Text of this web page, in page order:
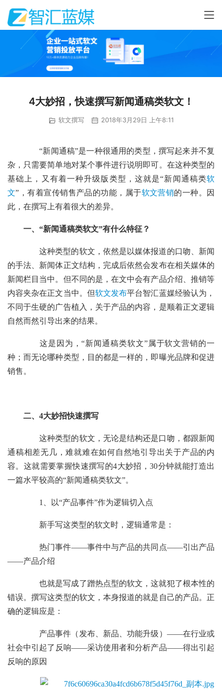
4大妙招，快速撰写新闻通稿类软文！
软文撰写 2018年3月29日 上午8:11
“新闻通稿”是一种很通用的类型，撰写起来并不复
杂，只需要简单地对某个事件进行说明即可。在这种类型的
基础上，又有着一种升级版类型，这就是“新闻通稿类软
文”，有着宣传销售产品的功能，属于软文营销的一种。因
此，在撰写上有着很大的差异。
一、“新闻通稿类软文”有什么特征？
这种类型的软文，依然是以媒体报道的口吻、新闻
的手法、新闻体正文结构，完成后依然会发布在相关媒体的
新闻栏目当中。但不同的是，在文中会有产品介绍、推销等
内容夹杂在正文当中。但软文发布平台智汇蓝媒经验认为，
不同于生硬的广告植入，关于产品的内容，是顺着正文逻辑
自然而然引导出来的结果。
这是因为，“新闻通稿类软文”属于软文营销的一
种；而无论哪种类型，目的都是一样的，即曝光品牌和促进
销售。
二、4大妙招快速撰写
这种类型的软文，无论是结构还是口吻，都跟新闻
通稿相差无几，难就难在如何自然地引导出关于产品的内
容。这就需要掌握快速撰写的4大妙招，30分钟就能打造出
一篇水平较高的“新闻通稿类软文”。
1、以“产品事件”作为逻辑切入点
新手写这类型的软文时，逻辑通常是：
热门事件——事件中与产品的共同点——引出产品
——产品介绍
也就是写成了蹭热点型的软文，这就犯了根本性的
错误。撰写这类型的软文，本身报道的就是自己的产品。正
确的逻辑应是：
产品事件（发布、新品、功能升级）——在行业或
社会中引起了反响——采访使用者和分析产品——得出引起
反响的原因